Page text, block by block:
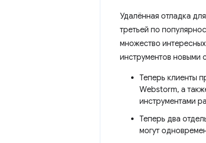
Удалённая отладка
третьей по
множество
инструментов новыми
Теперь клиенты
Webstorm, а
инструментами
Теперь два
могут